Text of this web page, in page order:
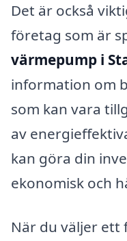
Det är också
företag som är
värmepump i
information om
som kan vara
av
kan göra din
ekonomisk och
När du väljer ett